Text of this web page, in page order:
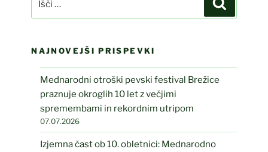
NAJNOVEJŠI PRISPEVKI
Mednarodni otroški pevski festival Brežice
praznuje okroglih 10 let z večjimi
spremembami in rekordnim utripom
07.07.2026
Izjemna čast ob 10. obletnici: Mednarodno